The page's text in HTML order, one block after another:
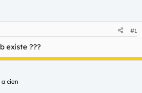
#1
existe ???
cien